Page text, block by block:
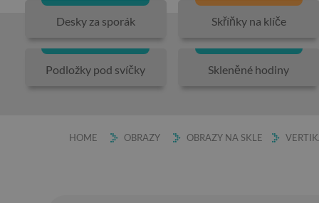
Desky za sporák Skříňky na klíče
Podložky pod svíčky Skleněné hodiny
HOME OBRAZY OBRAZY NA SKLE